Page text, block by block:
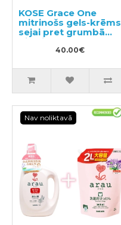
KOSE Grace One
mitrinošs gels-krēms
sejai pret grumbām
pildviela 90g
40.00€
Nav noliktavā